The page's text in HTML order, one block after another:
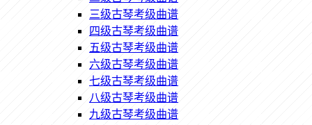
三级古琴考级曲谱
四级古琴考级曲谱
五级古琴考级曲谱
六级古琴考级曲谱
七级古琴考级曲谱
八级古琴考级曲谱
九级古琴考级曲谱